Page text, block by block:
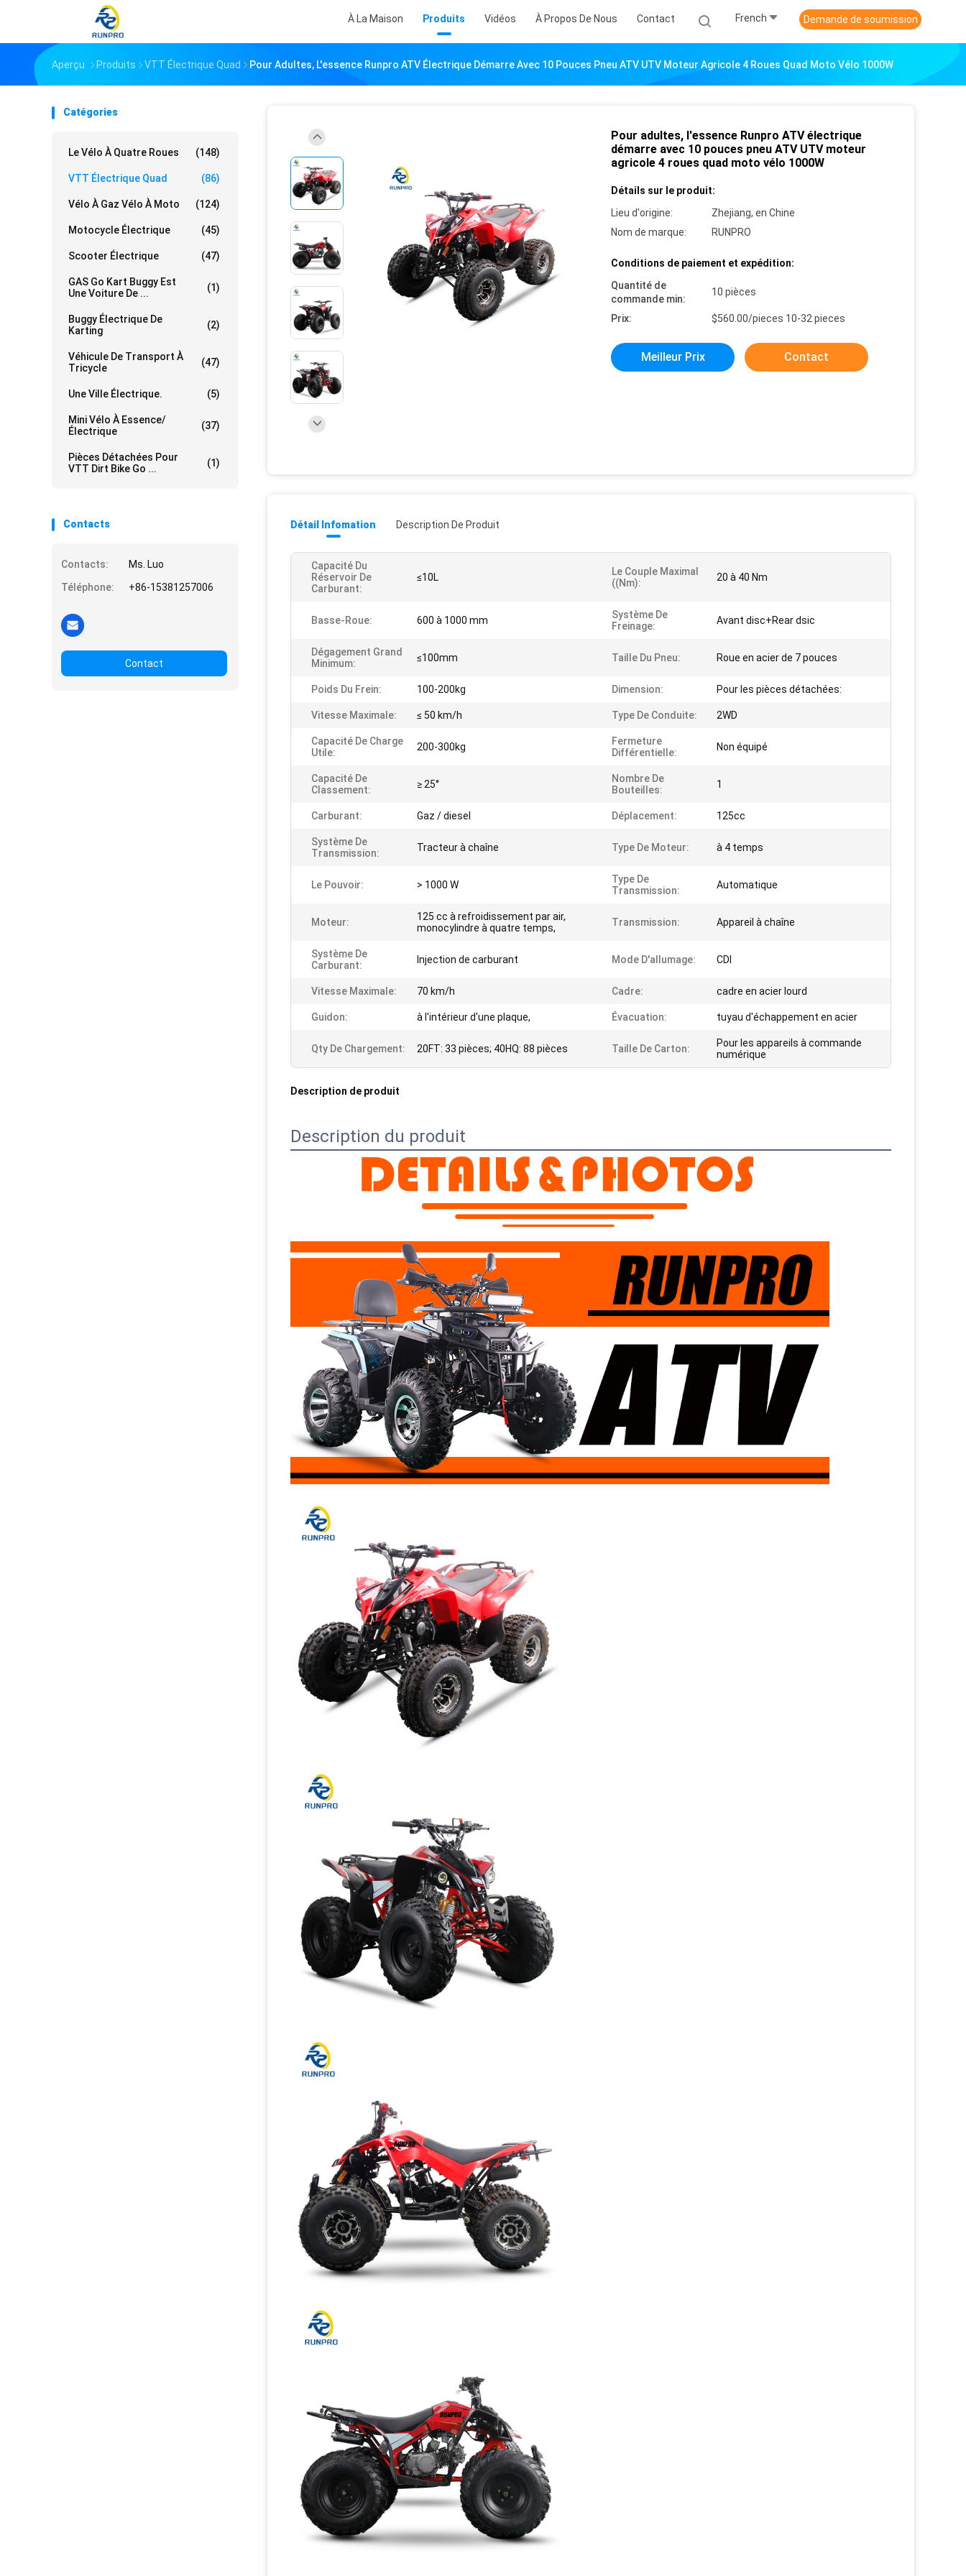
À La Maison Produits Vidéos À Propos De Nous Contact French Demande de soumission
Aperçu Produits VTT Électrique Quad Pour Adultes, L'essence Runpro ATV Électrique Démarre Avec 10 Pouces Pneu ATV UTV Moteur Agricole 4 Roues Quad Moto Vélo 1000W
Catégories
Le Vélo À Quatre Roues (148)
VTT Électrique Quad (86)
Vélo À Gaz Vélo À Moto (124)
Motocycle Électrique (45)
Scooter Électrique (47)
GAS Go Kart Buggy Est
Une Voiture De ...
(1)
Buggy Électrique De
Karting
(2)
Véhicule De Transport À
Tricycle
(47)
Une Ville Électrique. (5)
Mini Vélo À Essence/
Électrique
(37)
Pièces Détachées Pour
VTT Dirt Bike Go ...
(1)
Contacts
Contacts:
Ms. Luo
Téléphone:
+86-15381257006
Contact
Pour adultes, l'essence Runpro ATV électrique
démarre avec 10 pouces pneu ATV UTV moteur
agricole 4 roues quad moto vélo 1000W
Détails sur le produit:
Lieu d'origine:
Zhejiang, en Chine
Nom de marque:
RUNPRO
Conditions de paiement et expédition:
Quantité de
commande min:
10 pièces
Prix: $560.00/pieces 10-32 pieces
Meilleur Prix Contact
Détail Infomation Description De Produit
Capacité Du
Réservoir De
Carburant:
≤10L
Le Couple Maximal
((Nm):
20 à 40 Nm
Basse-Roue: 600 à 1000 mm
Système De
Freinage:
Avant disc+Rear dsic
Dégagement Grand
Minimum:
≤100mm Taille Du Pneu: Roue en acier de 7 pouces
Poids Du Frein: 100-200kg Dimension: Pour les pièces détachées:
Vitesse Maximale: ≤ 50 km/h Type De Conduite: 2WD
Capacité De Charge
Utile:
200-300kg
Fermeture
Différentielle:
Non équipé
Capacité De
Classement:
≥ 25°
Nombre De
Bouteilles:
1
Carburant: Gaz / diesel Déplacement: 125cc
Système De
Transmission:
Tracteur à chaîne Type De Moteur: à 4 temps
Le Pouvoir: > 1000 W
Type De
Transmission:
Automatique
Moteur:
125 cc à refroidissement par air,
monocylindre à quatre temps,
Transmission: Appareil à chaîne
Système De
Carburant:
Injection de carburant Mode D'allumage: CDI
Vitesse Maximale: 70 km/h Cadre: cadre en acier lourd
Guidon: à l'intérieur d'une plaque, Évacuation: tuyau d'échappement en acier
Qty De Chargement: 20FT: 33 pièces; 40HQ: 88 pièces Taille De Carton:
Pour les appareils à commande
numérique
Description de produit
Description du produit